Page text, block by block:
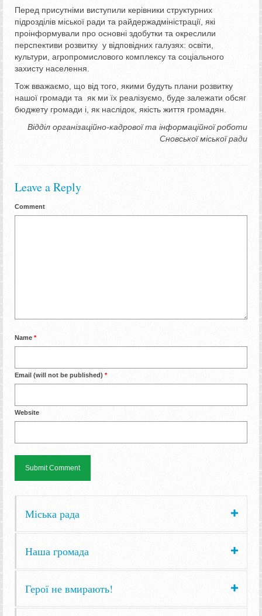
Перед присутніми виступили керівники структурних
підрозділів міської ради та райдержадміністрації, які
проінформували про основні здобутки та окреслили
перспективи розвитку у відповідних галузях: освіти,
культури, агропромислового комплексу та соціального
захисту населення.
Тож вважаємо, що від того, якими будуть плани розвитку
нашої громади та як ми їх реалізуємо, буде залежати обсяг
бюджету громади і, як наслідок, якість життя громадян.
Відділ організаційно-кадрової та інформаційної роботи
Сновської міської ради
Leave a Reply
Comment
Name *
Email (will not be published) *
Website
Міська рада
Наша громада
Герої не вмирають!